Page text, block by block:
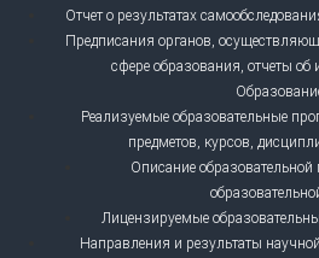
Отчет о результатах
Предписания органов,
сфере образования, отчеты
Реализуемые образовательные
предметов, курсов,
Описание
Лицензируемые
Направления и результаты